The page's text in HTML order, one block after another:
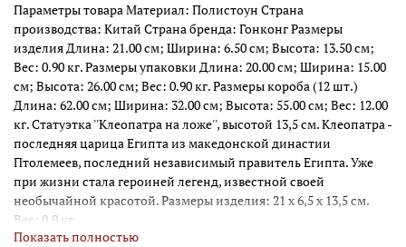
Параметры товара Материал: Полистоун Страна
производства: Китай Страна бренда: Гонконг Размеры
изделия Длина: 21.00 см; Ширина: 6.50 см; Высота: 13.50 см;
Вес: 0.90 кг. Размеры упаковки Длина: 20.00 см; Ширина: 15.00
см; Высота: 26.00 см; Вес: 0.90 кг. Размеры короба (12 шт.)
Длина: 62.00 см; Ширина: 32.00 см; Высота: 55.00 см; Вес: 12.00
кг. Статуэтка ''Клеопатра на ложе'', высотой 13,5 см. Клеопатра -
последняя царица Египта из македонской династии
Птолемеев, последний независимый правитель Египта. Уже
при жизни стала героиней легенд, известной своей
необычайной красотой. Размеры изделия: 21 x 6,5 x 13,5 см.
Вес: 0,9 кг.
Показать полностью